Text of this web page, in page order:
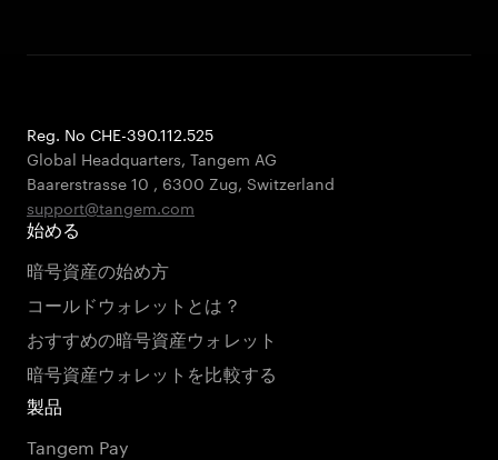
Reg. No CHE-390.112.525
Global Headquarters, Tangem AG
Baarerstrasse 10 , 6300 Zug, Switzerland
support@tangem.com
始める
暗号資産の始め方
コールドウォレットとは？
おすすめの暗号資産ウォレット
暗号資産ウォレットを比較する
製品
Tangem Pay